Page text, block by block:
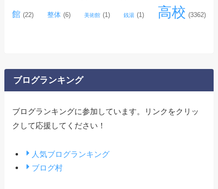
館 (22) 整体 (6) 美術館 (1) 銭湯 (1) 高校 (3362)
ブログランキング
ブログランキングに参加しています。リンクをクリッ
クして応援してください！
人気ブログランキング
ブログ村